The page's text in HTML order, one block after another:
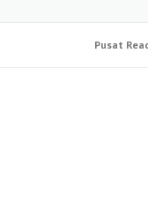
Pusat